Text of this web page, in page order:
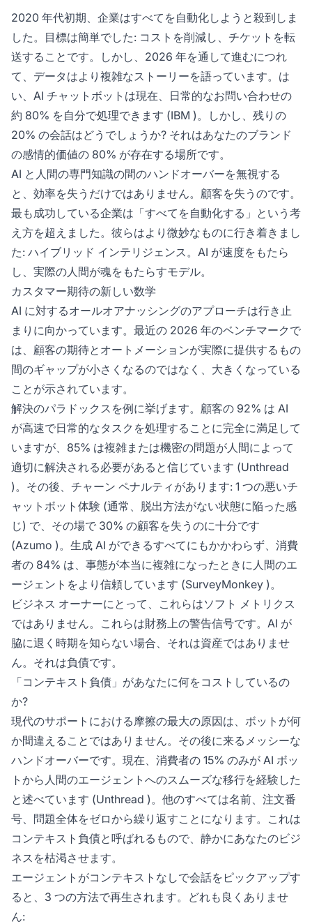
2020 年代初期、企業はすべてを自動化しようと殺到しま
した。目標は簡単でした: コストを削減し、チケットを転
送することです。しかし、2026 年を通して進むにつれ
て、データはより複雑なストーリーを語っています。は
い、AI チャットボットは現在、日常的なお問い合わせの
約 80% を自分で処理できます (IBM )。しかし、残りの
20% の会話はどうでしょうか? それはあなたのブランド
の感情的価値の 80% が存在する場所です。
AI と人間の専門知識の間のハンドオーバーを無視する
と、効率を失うだけではありません。顧客を失うのです。
最も成功している企業は「すべてを自動化する」という考
え方を超えました。彼らはより微妙なものに行き着きまし
た: ハイブリッド インテリジェンス。AI が速度をもたら
し、実際の人間が魂をもたらすモデル。
カスタマー期待の新しい数学
AI に対するオールオアナッシングのアプローチは行き止
まりに向かっています。最近の 2026 年のベンチマークで
は、顧客の期待とオートメーションが実際に提供するもの
間のギャップが小さくなるのではなく、大きくなっている
ことが示されています。
解決のパラドックスを例に挙げます。顧客の 92% は AI
が高速で日常的なタスクを処理することに完全に満足して
いますが、85% は複雑または機密の問題が人間によって
適切に解決される必要があると信じています (Unthread
)。その後、チャーン ペナルティがあります: 1 つの悪いチ
ャットボット体験 (通常、脱出方法がない状態に陥った感
じ) で、その場で 30% の顧客を失うのに十分です
(Azumo )。生成 AI ができるすべてにもかかわらず、消費
者の 84% は、事態が本当に複雑になったときに人間のエ
ージェントをより信頼しています (SurveyMonkey )。
ビジネス オーナーにとって、これらはソフト メトリクス
ではありません。これらは財務上の警告信号です。AI が
脇に退く時期を知らない場合、それは資産ではありませ
ん。それは負債です。
「コンテキスト負債」があなたに何をコストしているの
か?
現代のサポートにおける摩擦の最大の原因は、ボットが何
か間違えることではありません。その後に来るメッシーな
ハンドオーバーです。現在、消費者の 15% のみが AI ボッ
トから人間のエージェントへのスムーズな移行を経験した
と述べています (Unthread )。他のすべては名前、注文番
号、問題全体をゼロから繰り返すことになります。これは
コンテキスト負債と呼ばれるもので、静かにあなたのビジ
ネスを枯渇させます。
エージェントがコンテキストなしで会話をピックアップす
ると、3 つの方法で再生されます。どれも良くありませ
ん: